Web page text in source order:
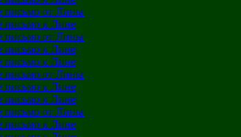
письмо от Лины
письмо к Лине
письмо от Лины
письмо к Лине
письмо к Лине
письмо от Лины
письмо к Лине
письмо к Лине
письмо от Лины
письмо к Лине